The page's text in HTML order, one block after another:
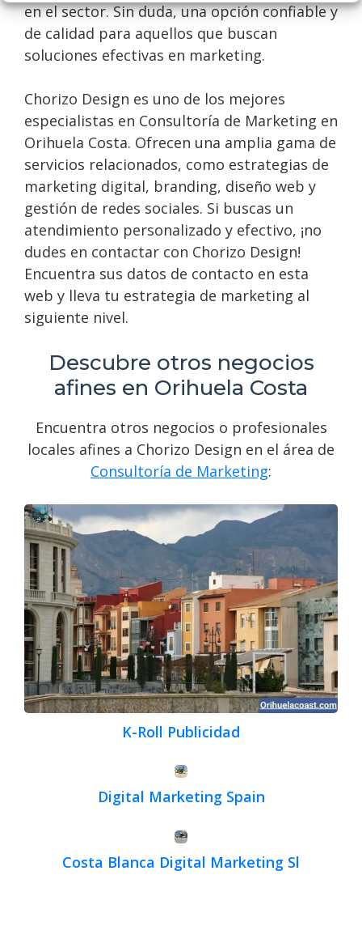
en el sector. Sin duda, una opción confiable y
de calidad para aquellos que buscan
soluciones efectivas en marketing.
Chorizo Design es uno de los mejores
especialistas en Consultoría de Marketing en
Orihuela Costa. Ofrecen una amplia gama de
servicios relacionados, como estrategias de
marketing digital, branding, diseño web y
gestión de redes sociales. Si buscas un
atendimiento personalizado y efectivo, ¡no
dudes en contactar con Chorizo Design!
Encuentra sus datos de contacto en esta
web y lleva tu estrategia de marketing al
siguiente nivel.
Descubre otros negocios
afines en Orihuela Costa
Encuentra otros negocios o profesionales
locales afines a Chorizo Design en el área de
Consultoría de Marketing:
K-Roll Publicidad
Digital Marketing Spain
Costa Blanca Digital Marketing Sl